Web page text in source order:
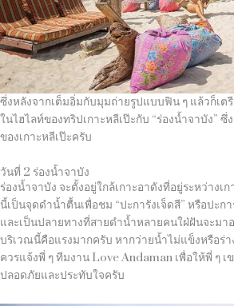
ซึ่งหลังจากเต็มอิ่มกับมุมถ่ายรูปแบบฟิน ๆ แล้วก็เ
ในไฮไลท์ของทริปเกาะหลีเป๊ะกับ “ร่องน้ำจาบัง” ซึ่
ของเกาะหลีเป๊ะครับ
วันที่ 2 ร่องน้ำจาบัง
ร่องน้ำจาบัง จะตั้งอยู่ใกล้เกาะอาดังที่อยู่ระหว่างเ
นี้เป็นจุดดำน้ำตื้นเพื่อชม “ปะการังเจ็ดสี” หรือปะก
และเป็นปลายทางที่สายดำน้ำหลายคนใฝ่ฝันจะมา
บริเวณนี้คือแรงมากครับ หากว่ายน้ำไม่แข็งหรือร่า
ควรแจ้งพี่ ๆ ทีมงาน Love Andaman เพื่อให้พี่ ๆ
ปลอดภัยและประทับใจครับ